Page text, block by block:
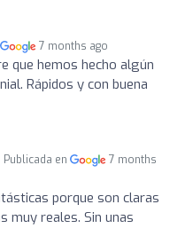
7 months ago
que hemos hecho algún
Rápidos y con buena
Publicada en
7 months
porque son claras
muy reales. Sin unas